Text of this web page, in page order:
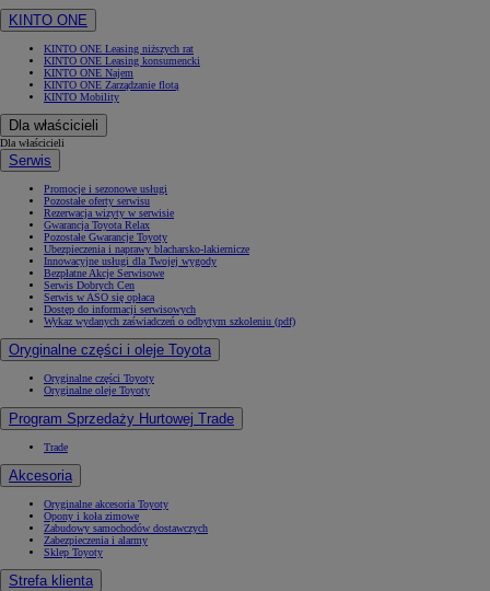
KINTO ONE
KINTO ONE Leasing niższych rat
KINTO ONE Leasing konsumencki
KINTO ONE Najem
KINTO ONE Zarządzanie flotą
KINTO Mobility
Dla właścicieli
Dla właścicieli
Serwis
Promocje i sezonowe usługi
Pozostałe oferty serwisu
Rezerwacja wizyty w serwisie
Gwarancja Toyota Relax
Pozostałe Gwarancje Toyoty
Ubezpieczenia i naprawy blacharsko-lakiernicze
Innowacyjne usługi dla Twojej wygody
Bezpłatne Akcje Serwisowe
Serwis Dobrych Cen
Serwis w ASO się opłaca
Dostęp do informacji serwisowych
Wykaz wydanych zaświadczeń o odbytym szkoleniu (pdf)
Oryginalne części i oleje Toyota
Oryginalne części Toyoty
Oryginalne oleje Toyoty
Program Sprzedaży Hurtowej Trade
Trade
Akcesoria
Oryginalne akcesoria Toyoty
Opony i koła zimowe
Zabudowy samochodów dostawczych
Zabezpieczenia i alarmy
Sklep Toyoty
Strefa klienta